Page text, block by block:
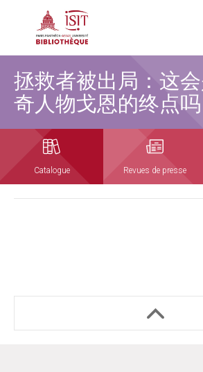
拯救者被出局：这
奇人物戈恩的终点吗
Catalogue Revues de presse